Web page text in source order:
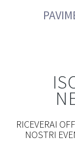
RICEVERAI
NOSTRI